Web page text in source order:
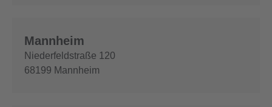
Mannheim
Niederfeldstraße 120
68199 Mannheim